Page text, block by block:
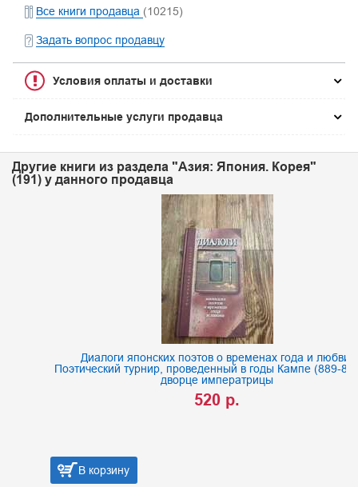
Все книги продавца (10215)
Задать вопрос продавцу
Условия оплаты и доставки
Дополнительные услуги продавца
Другие книги из раздела "Азия: Япония. Корея"
(191) у данного продавца
Диалоги японских поэтов о временах года и любви.
Поэтический турнир, проведенный в годы Кампе (889-898) во
дворце императрицы
520 р.
В корзину